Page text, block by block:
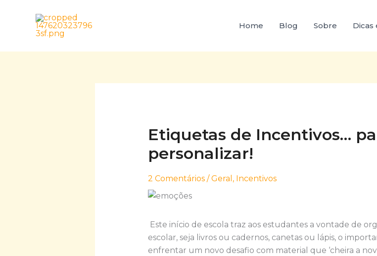
Home Blog Sobre Dicas
Etiquetas de Incentivos…
personalizar!
2 Comentários /Geral , Incentivos
Este início de escola traz aos estudantes a vontade de
escolar, seja livros ou cadernos, canetas ou lápis, o
enfrentar um novo desafio com material que ‘cheira a